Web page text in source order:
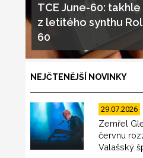
TCE June-60:
z letitého synthu
60
NEJČTENĚJŠÍ NOVINKY
29.07.2026
Zemřel
červnu
Valašský